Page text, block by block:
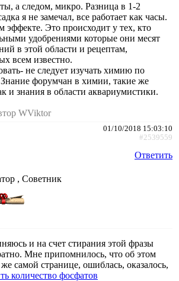
а следом, микро. Разница в 1-2
я не замечал, все работает как часы.
эффекте. Это происходит у тех, кто
удобрениями которые они месят
в этой области и рецептам,
всем известно.
не следует изучать химию по
форумчан в химии, такие же
и знания в области аквариумистики.
WViktor
01/10/2018 15:03:10
#2539559
Ответить
, Советник
и на счет стирания этой фразы
Мне припомнилось, что об этом
самой странице, ошиблась, оказалось,
количество фосфатов